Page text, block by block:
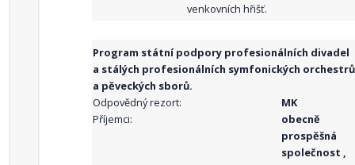
venkovních hřišť.
Program státní podpory profesionálních divadel
a stálých profesionálních symfonických orchestrů
a pěveckých sborů.
Odpovědný rezort:
MK
Příjemci:
obecně
prospěšná
společnost ,